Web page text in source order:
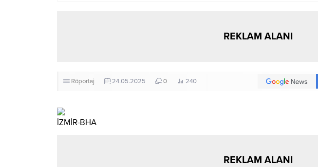
REKLAM ALANI
Röportaj 24.05.2025 0 240
İZMİR-BHA
REKLAM ALANI